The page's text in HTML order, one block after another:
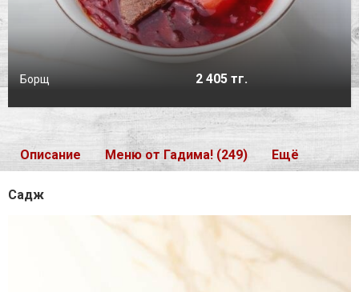
Борщ 2 405 тг.
Описание Меню от Гадима! (249) Ещё
Садж